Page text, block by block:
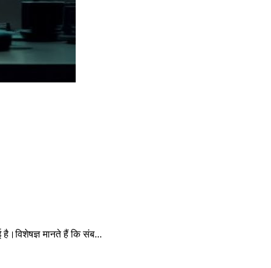
है।विशेषज्ञ मानते हैं कि संब...